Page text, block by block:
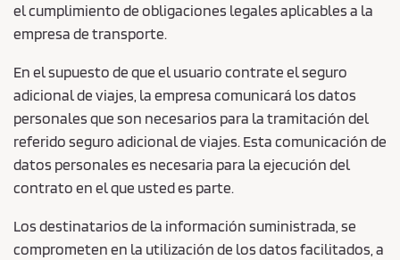
el cumplimiento de obligaciones legales aplicables a la
empresa de transporte.
En el supuesto de que el usuario contrate el seguro
adicional de viajes, la empresa comunicará los datos
personales que son necesarios para la tramitación del
referido seguro adicional de viajes. Esta comunicación de
datos personales es necesaria para la ejecución del
contrato en el que usted es parte.
Los destinatarios de la información suministrada, se
comprometen en la utilización de los datos facilitados, a